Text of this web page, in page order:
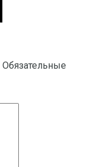
Обязательные